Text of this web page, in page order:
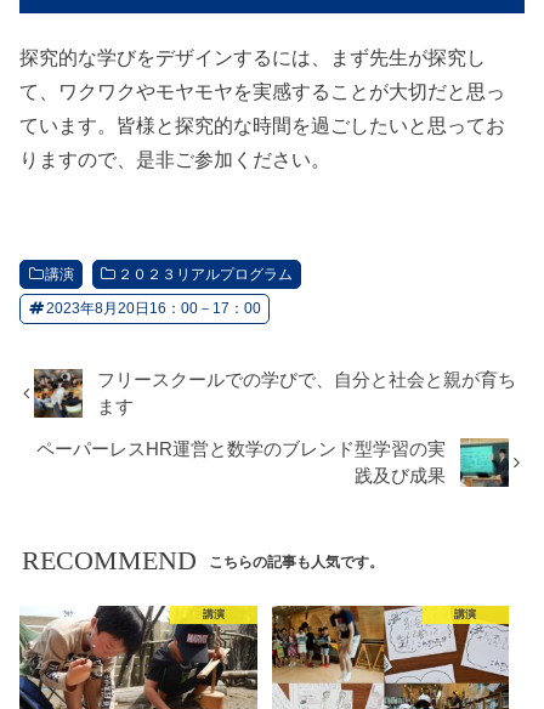
探究的な学びをデザインするには、まず先生が探究し
て、ワクワクやモヤモヤを実感することが大切だと思っ
ています。皆様と探究的な時間を過ごしたいと思ってお
りますので、是非ご参加ください。
講演 ２０２３リアルプログラム
2023年8月20日16：00－17：00
フリースクールでの学びで、自分と社会と親が育ち
ます
ペーパーレスHR運営と数学のブレンド型学習の実
践及び成果
RECOMMEND こちらの記事も人気です。
講演 講演